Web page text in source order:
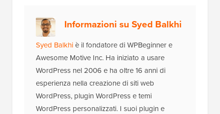
Informazioni su Syed Balkhi
Syed Balkhiè il fondatore di WPBeginner e
Awesome Motive Inc. Ha iniziato a usare
WordPress nel 2006 e ha oltre 16 anni di
esperienza nella creazione di siti web
WordPress, plugin WordPress e temi
WordPress personalizzati. I suoi plugin e